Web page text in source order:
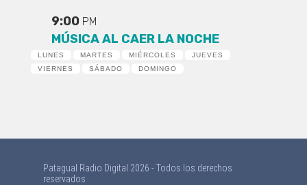
9:00 PM
MÚSICA AL CAER LA NOCHE
LUNES MARTES MIÉRCOLES
JUEVES
VIERNES
SÁBADO DOMINGO
Patagual Radio Digital 2026 - Todos los derechos
reservados